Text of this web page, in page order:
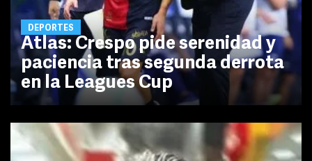
DEPORTES
Atlas: Crespo pide serenidad y
paciencia tras segunda derrota
en la Leagues Cup